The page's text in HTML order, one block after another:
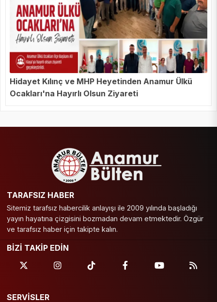
Hidayet Kılınç ve MHP Heyetinden Anamur Ülkü
Ocakları'na Hayırlı Olsun Ziyareti
TARAFSIZ HABER
Sitemiz tarafsız habercilik anlayışı ile 2009 yılında başladığı
yayın hayatına çizgisini bozmadan devam etmektedir. Özgür
ve tarafsız haber için takipte kalın.
BİZİ TAKİP EDİN
SERVİSLER